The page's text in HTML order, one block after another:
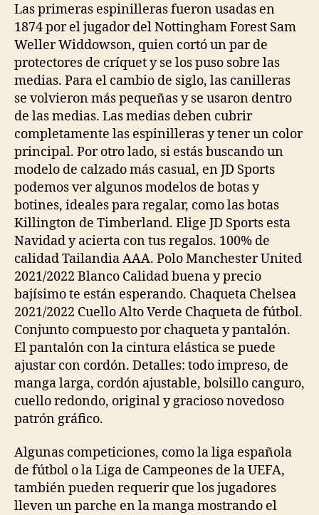
Las primeras espinilleras fueron usadas en
1874 por el jugador del Nottingham Forest Sam
Weller Widdowson, quien cortó un par de
protectores de críquet y se los puso sobre las
medias. Para el cambio de siglo, las canilleras
se volvieron más pequeñas y se usaron dentro
de las medias. Las medias deben cubrir
completamente las espinilleras y tener un color
principal. Por otro lado, si estás buscando un
modelo de calzado más casual, en JD Sports
podemos ver algunos modelos de botas y
botines, ideales para regalar, como las botas
Killington de Timberland. Elige JD Sports esta
Navidad y acierta con tus regalos. 100% de
calidad Tailandia AAA. Polo Manchester United
2021/2022 Blanco Calidad buena y precio
bajísimo te están esperando. Chaqueta Chelsea
2021/2022 Cuello Alto Verde Chaqueta de fútbol.
Conjunto compuesto por chaqueta y pantalón.
El pantalón con la cintura elástica se puede
ajustar con cordón. Detalles: todo impreso, de
manga larga, cordón ajustable, bolsillo canguro,
cuello redondo, original y gracioso novedoso
patrón gráfico.
Algunas competiciones, como la liga española
de fútbol o la Liga de Campeones de la UEFA,
también pueden requerir que los jugadores
lleven un parche en la manga mostrando el